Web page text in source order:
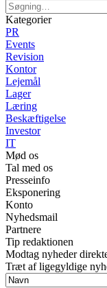
Kategorier
PR
Events
Revision
Kontor
Lejemål
Lager
Læring
Beskæftigelse
Investor
IT
Mød os
Tal med os
Presseinfo
Eksponering
Konto
Nyhedsmail
Partnere
Tip redaktionen
Modtag nyheder
Træt af ligegyldige